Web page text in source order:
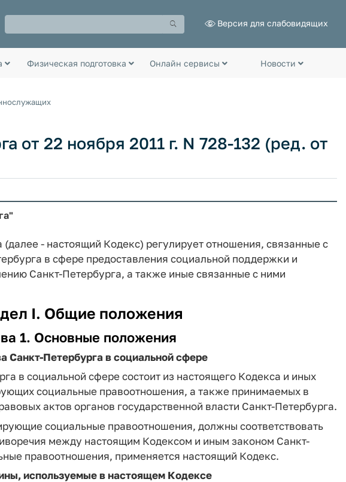
Версия для слабовидящих
Физическая подготовка Онлайн сервисы Новости
от 22 ноября 2011 г. N 728-132 (ред. от
- настоящий Кодекс) регулирует отношения, связанные с
в сфере предоставления социальной поддержки и
Санкт-Петербурга, а также иные связанные с ними
I. Общие положения
1. Основные положения
Санкт-Петербурга в социальной сфере
в социальной сфере состоит из настоящего Кодекса и иных
социальные правоотношения, а также принимаемых в
актов органов государственной власти Санкт-Петербурга.
социальные правоотношения, должны соответствовать
между настоящим Кодексом и иным законом Санкт-
правоотношения, применяется настоящий Кодекс.
используемые в настоящем Кодексе